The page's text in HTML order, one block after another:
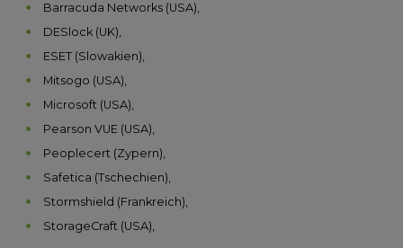
Barracuda Networks (USA),
DESlock (UK),
ESET (Slowakien),
Mitsogo (USA),
Microsoft (USA),
Pearson VUE (USA),
Peoplecert (Zypern),
Safetica (Tschechien),
Stormshield (Frankreich),
StorageCraft (USA),